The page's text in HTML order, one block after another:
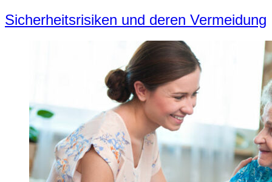
Sicherheitsrisiken und deren Vermeidung